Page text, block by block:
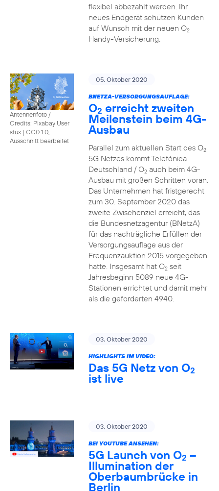
flexibel abbezahlt werden. Ihr
neues Endgerät schützen Kunden
auf Wunsch mit der neuen O2
Handy-Versicherung.
Antennenfoto /
Credits: Pixabay User
stux | CC0 1.0,
Ausschnitt bearbeitet
05. Oktober 2020
BNETZA-VERSORGUNGSAUFLAGE:
O2 erreicht zweiten
Meilenstein beim 4G-
Ausbau
Parallel zum aktuellen Start des O2
5G Netzes kommt Telefónica
Deutschland / O2auch beim 4G-
Ausbau mit großen Schritten voran.
Das Unternehmen hat fristgerecht
zum 30. September 2020 das
zweite Zwischenziel erreicht, das
die Bundesnetzagentur (BNetzA)
für das nachträgliche Erfüllen der
Versorgungsauflage aus der
Frequenzauktion 2015 vorgegeben
hatte. Insgesamt hat O2seit
Jahresbeginn 5089 neue 4G-
Stationen errichtet und damit mehr
als die geforderten 4940.
03. Oktober 2020
HIGHLIGHTS IM VIDEO:
Das 5G Netz von O2
ist live
03. Oktober 2020
BEI YOUTUBE ANSEHEN:
5G Launch von O2 –
Illumination der
Oberbaumbrücke in
Berlin